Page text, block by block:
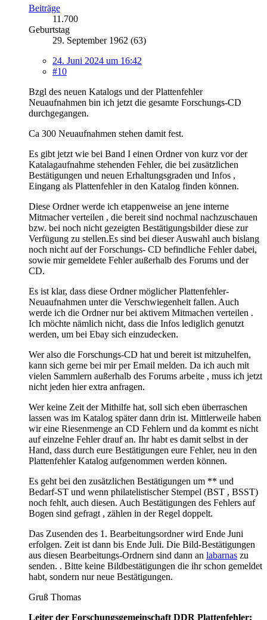
Beiträge
11.700
Geburtstag
29. September 1962 (63)
24. Juni 2024 um 16:42
#10
Bzgl des neuen Katalogs und der Plattenfehler
Neuaufnahmen bin ich jetzt die gesamte Forschungs-CD
durchgegangen.
Ca 300 Neuaufnahmen stehen damit fest.
Es gibt jetzt wie bei Band I einen Ordner von kurz vor der
Katalagaufnahme stehenden Fehler, die bei zusätzlichen
Bestätigungen und neuen Erhaltungsgraden und Infos ,
Eingang als Plattenfehler in den Katalog finden können.
Diese Ordner werde ich etappenweise an jene interne
Mitmacher verteilen , die bereit sind nochmal nachzuschauen
bzw. bei noch nicht gezeigten Bestätigungsbilder diese zur
Verfügung zu stellen.Es sind bei dieser Auswahl auch bislang
noch nicht auf der Forschungs- CD befindliche Fehler dabei,
sowie mir gemeldete Fehler außerhalb des Forums und der
CD.
Es ist klar, dass diese Ordner möglicher Plattenfehler-
Neuaufnahmen unter die Verschwiegenheit fallen. Auch
werde ich die Ordner nur bei aktivem Mitmachen verteilen .
Ich möchte nämlich nicht, dass die Infos lediglich genutzt
werden, um bei Ebay sich einzudecken.
Wer also die Forschungs-CD hat und bereit ist mitzuhelfen,
kann sich gerne bei mir per Email melden. Da ich auch mit
vielen Sammlern außerhalb des Forums arbeite , muss ich jetzt
nicht jeden hier extra anfragen.
Wer keine Zeit der Mithilfe hat, soll sich eben überraschen
lassen was im Katalog später dann drin ist. Mittlerweile haben
wir eine Riesenmenge an CD Fehlern und da kommt es nicht
auf einzelne Fehler drauf an. Ihr habt es damit selbst in der
Hand, dass durch eure Bestätigungen eure Fehler, neu in den
Plattenfehler Katalog aufgenommen werden können.
Es geht bei den zusätzlichen Bestätigungen um ** und
Bedarf-ST und wenn philatelistischer Stempel (BST , BSST)
noch fehlt, auch diesen. Auch Bestätigungen des Fehlers auf
Bogen sind gefragt , zählen in der Regel doppelt.
Das Zusenden des 1. Bearbeitungsordner wird Ende Juni
erfolgen. Zeit ist dann bis Ende Juli. Die Bild-Bestätigungen
aus diesen Bearbeitungs-Ordnern sind dann an labarnas zu
senden. . Bitte keine Bildbestätigungen die ihr schon gemeldet
habt, sondern nur neue Bestätigungen.
Gruß Thomas
Leiter der Forschungsgemeinschaft DDR Plattenfehler: